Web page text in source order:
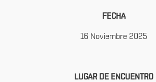
FECHA
16 Noviembre 2025
LUGAR DE ENCUENTRO